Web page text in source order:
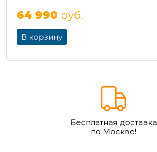
64 990 руб.
В корзину
Бесплатная доставка
по Москве!